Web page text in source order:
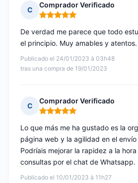
C
Comprador Verificado
Nota: 5 de 5
Publicado el 24/01/2023 à 03h48
tras una compra de 19/01/2023
De verdad me parece que todo
el principio. Muy amables y atentos.
C
Comprador Verificado
Nota: 5 de 5
Publicado el 10/01/2023 à 11h27
Lo que más me ha gustado es la
página web y la agilidad en el
Podríais mejorar la rapidez a la
consultas por el chat de Whatsapp.